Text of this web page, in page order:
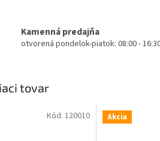
Kamenná predajňa
otvorená pondelok-piatok: 08:00 -
tovar
Kód: 120010 Akcia